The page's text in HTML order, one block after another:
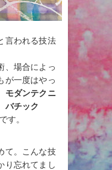
言われる技法
、場合によっ
が一度はやっ
モダンテクニ
バチック
す。
て。こんな技
り忘れてまし